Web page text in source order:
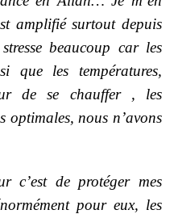
amplifié surtout depuis
beaucoup car les
que les températures,
de se chauffer , les
optimales, nous n’avons
de protéger mes
pour eux, les